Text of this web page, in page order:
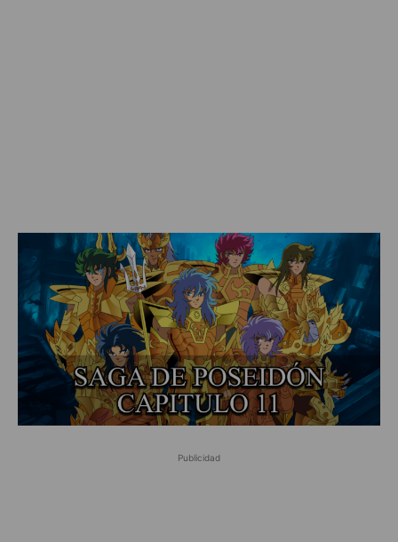
Publicidad